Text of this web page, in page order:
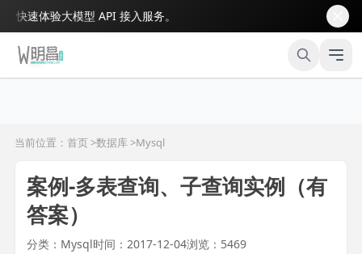
体验大模型 API 接入服务。
当前位置：首页 >数据库>Mysql
案例-多表查询、子查询实例（有
答案）
分类：Mysql时间：2017-12-04浏览：5469